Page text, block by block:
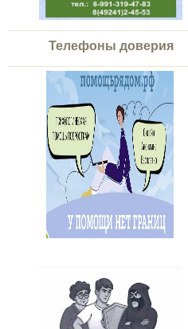
Телефоны доверия